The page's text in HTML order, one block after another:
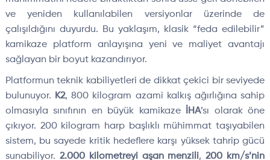
ve yeniden kullanılabilen versiyonlar üzerinde de
çalışıldığını duyurdu. Bu yaklaşım, klasik “feda edilebilir”
kamikaze platform anlayışına yeni ve maliyet avantajı
sağlayan bir boyut kazandırıyor.
Platformun teknik kabiliyetleri de dikkat çekici bir seviyede
bulunuyor. K2, 800 kilogram azami kalkış ağırlığına sahip
olmasıyla sınıfının en büyük kamikaze
İHA’sı olarak öne
çıkıyor. 200 kilogram harp başlıklı mühimmat taşıyabilen
sistem, bu sayede kritik hedeflere karşı yüksek tahrip gücü
sunabiliyor. 2.000 kilometreyi aşan menzili,200 km/s’nin